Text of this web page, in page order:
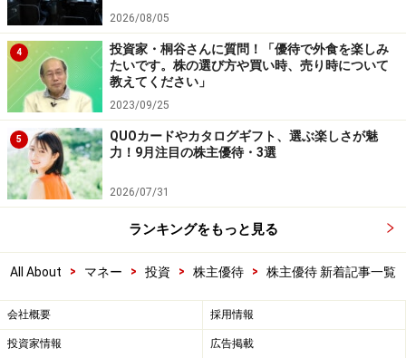
2026/08/05
4
投資家・桐谷さんに質問！「優待で外食を楽しみ
たいです。株の選び方や買い時、売り時について
教えてください」
2023/09/25
5
QUOカードやカタログギフト、選ぶ楽しさが魅
力！9月注目の株主優待・3選
2026/07/31
ランキングをもっと見る
All About > マネー > 投資 > 株主優待 > 株主優待 新着記事一覧
会社概要 採用情報
投資家情報 広告掲載